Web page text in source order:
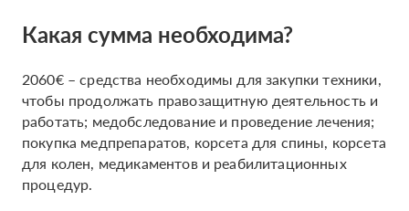
Какая сумма необходима?
2060€ – средства необходимы для закупки техники,
чтобы продолжать правозащитную деятельность и
работать; медобследование и проведение лечения;
покупка медпрепаратов, корсета для спины, корсета
для колен, медикаментов и реабилитационных
процедур.